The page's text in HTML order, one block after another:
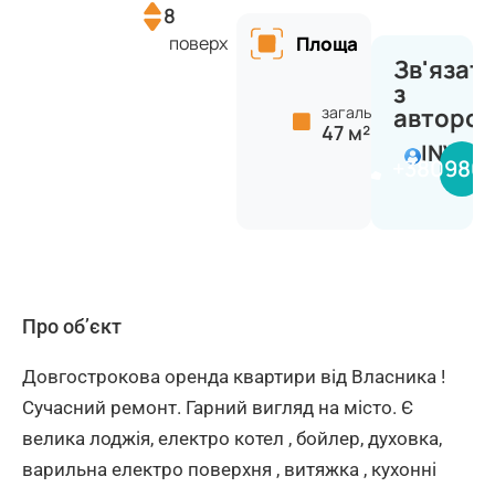
8
поверх Площа
загальна:
47 м²
з
Про об’єкт
Довгострокова оренда квартири від Власника !
Сучасний ремонт. Гарний вигляд на місто. Є
велика лоджія, електро котел , бойлер, духовка,
варильна електро поверхня , витяжка , кухонні